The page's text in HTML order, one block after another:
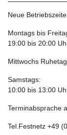
Neue
Montags bis
19:00 bis 20:00
Mittwochs Ruhetag
Samstags:
10:00 bis 13:00
Terminabsprache
Tel.Festnetz +49